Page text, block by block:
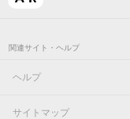
関連サイト・ヘルプ
ヘルプ
サイトマップ